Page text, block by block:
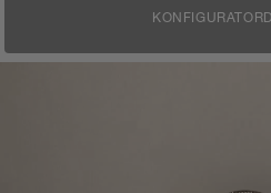
KONFIGURATOR